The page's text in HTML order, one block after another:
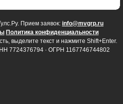
Прием заявок: info@mvgrp.ru
Политика конфиденциальности
выделите текст и нажмите Shift+Enter.
7724376794 · ОГРН 1167746744802